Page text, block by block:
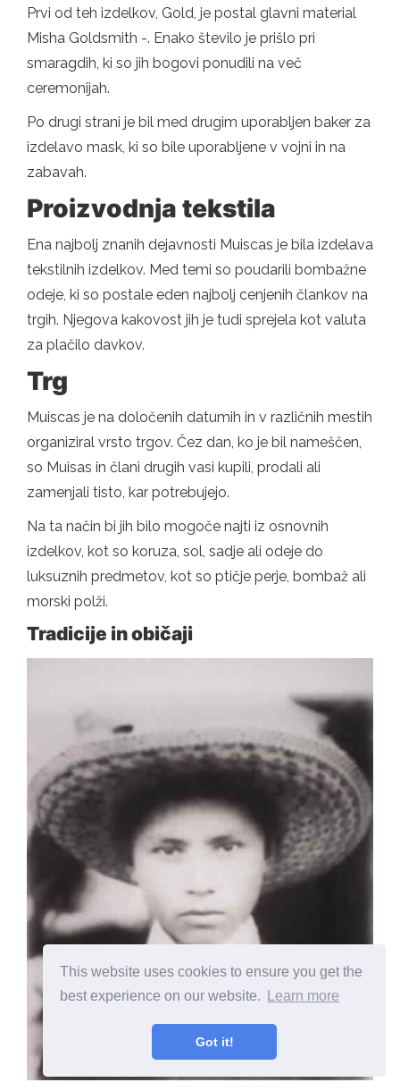
This website uses cookies to ensure you get the
best experience on our website.
Learn more
Got it!
Prvi od teh izdelkov, Gold, je postal glavni material
Misha Goldsmith -. Enako število je prišlo pri
smaragdih, ki so jih bogovi ponudili na več
ceremonijah.
Po drugi strani je bil med drugim uporabljen baker za
izdelavo mask, ki so bile uporabljene v vojni in na
zabavah.
Proizvodnja tekstila
Ena najbolj znanih dejavnosti Muiscas je bila izdelava
tekstilnih izdelkov. Med temi so poudarili bombažne
odeje, ki so postale eden najbolj cenjenih člankov na
trgih. Njegova kakovost jih je tudi sprejela kot valuta
za plačilo davkov.
Trg
Muiscas je na določenih datumih in v različnih mestih
organiziral vrsto trgov. Čez dan, ko je bil nameščen,
so Muisas in člani drugih vasi kupili, prodali ali
zamenjali tisto, kar potrebujejo.
Na ta način bi jih bilo mogoče najti iz osnovnih
izdelkov, kot so koruza, sol, sadje ali odeje do
luksuznih predmetov, kot so ptičje perje, bombaž ali
morski polži.
Tradicije in običaji